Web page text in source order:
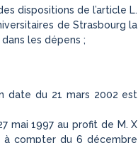
dispositions de l’article L.
de Strasbourg la
les dépens ;
date du 21 mars 2002 est
mai 1997 au profit de M. X
à compter du 6 décembre